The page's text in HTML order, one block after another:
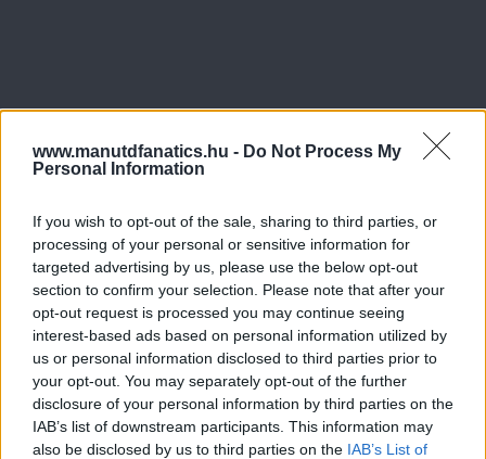
www.manutdfanatics.hu - Do Not Process My
Personal Information
If you wish to opt-out of the sale, sharing to third parties, or
processing of your personal or sensitive information for
targeted advertising by us, please use the below opt-out
section to confirm your selection. Please note that after your
opt-out request is processed you may continue seeing
interest-based ads based on personal information utilized by
us or personal information disclosed to third parties prior to
your opt-out. You may separately opt-out of the further
disclosure of your personal information by third parties on the
IAB’s list of downstream participants. This information may
also be disclosed by us to third parties on the IAB’s List of